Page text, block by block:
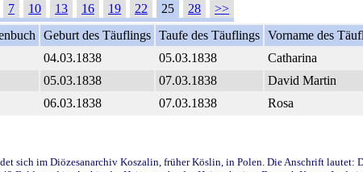
7 10 13 16 19 22 25 28
>>
Geburt des Täuflings Taufe des Täuflings Vorname des
04.03.1838 05.03.1838 Catharina
05.03.1838 07.03.1838 David Martin
06.03.1838 07.03.1838 Rosa
sich im Diözesanarchiv Koszalin, früher Köslin, in Polen. Die Anschrift